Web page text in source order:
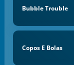
Bubble Trouble
Copos E Bolas